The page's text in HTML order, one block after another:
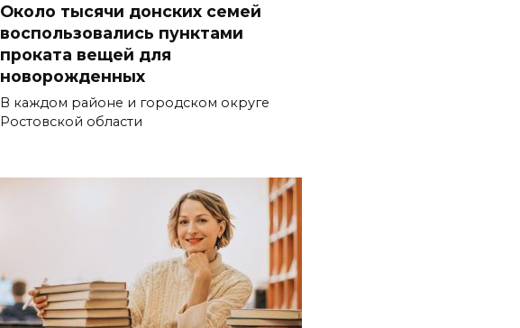
Около тысячи донских семей
воспользовались пунктами
проката вещей для
новорожденных
В каждом районе и городском округе
Ростовской области